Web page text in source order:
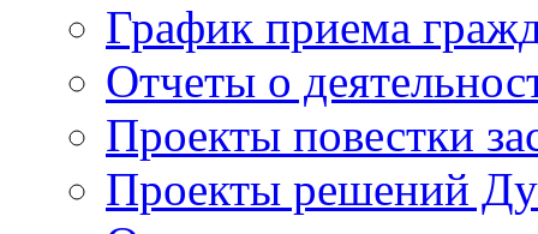
График приема
Отчеты о
Проекты повестки
Проекты решений